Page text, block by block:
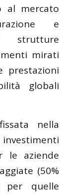
al mercato
e
strutture
mirati
prestazioni
globali
nella
le aziende
(50%
per quelle